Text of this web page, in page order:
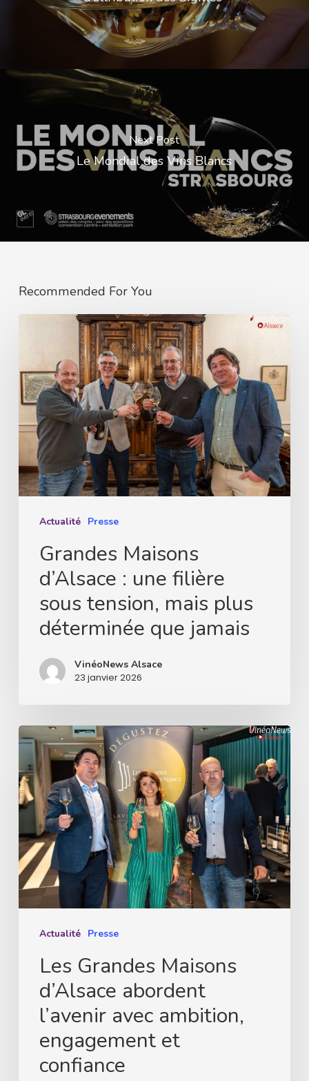
Next Post
Le Mondial des Vins Blancs
Recommended For You
Actualité Presse
d’Alsace
une
filière
sous
tension,
mais
plus
déterminée
jamais
Grandes Maisons
d’Alsace : une filière
sous tension, mais plus
déterminée que jamais
VinéoNews Alsace
23 janvier 2026
Actualité Presse
Les
Grandes
Maisons
d’Alsace
abordent
l’avenir
avec
ambition,
engagement
confiance
Les Grandes Maisons
d’Alsace abordent
l’avenir avec ambition,
engagement et
confiance